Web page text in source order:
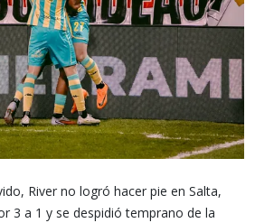
River no logró hacer pie en Salta,
3 a 1 y se despidió temprano de la